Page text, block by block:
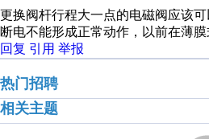
更换阀杆行程大一点的电磁阀应该
断电不能形成正常动作，以前在薄
回复 引用 举报
热门招聘
相关主题